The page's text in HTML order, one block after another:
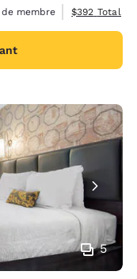
de membre
Afficher les
$392 Total
5